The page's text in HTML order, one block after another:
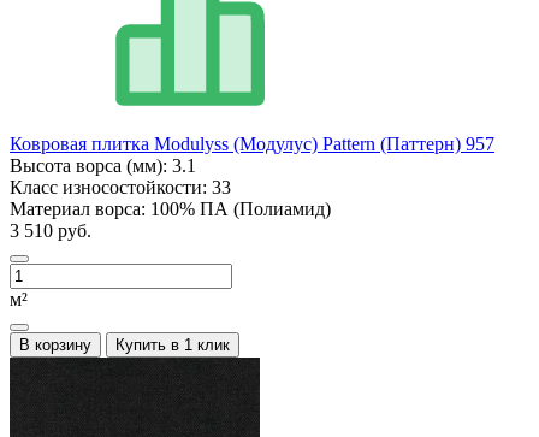
Ковровая плитка Modulyss (Модулус) Pattern (Паттерн) 957
Высота ворса (мм): 3.1
Класс износостойкости: 33
Материал ворса: 100% ПА (Полиамид)
3 510 руб.
м²
В корзину Купить в 1 клик